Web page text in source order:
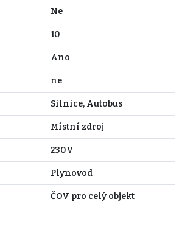
Ne
10
Ano
ne
Silnice, Autobus
Místní zdroj
230V
Plynovod
ČOV pro celý objekt